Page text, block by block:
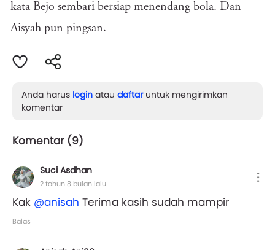
kata Bejo sembari bersiap menendang bola. Dan
Aisyah pun pingsan.
Anda harus login atau daftaruntuk mengirimkan
komentar
Komentar (9)
Suci Asdhan
2 tahun 8 bulan lalu
Kak @anisah Terima kasih sudah mampir
Balas